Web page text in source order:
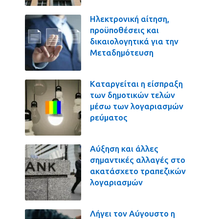
Ηλεκτρονική αίτηση,
προϋποθέσεις και
δικαιολογητικά για την
Μεταδημότευση
Καταργείται η είσπραξη
των δημοτικών τελών
μέσω των λογαριασμών
ρεύματος
Αύξηση και άλλες
σημαντικές αλλαγές στο
ακατάσχετο τραπεζικών
λογαριασμών
Λήγει τον Αύγουστο η